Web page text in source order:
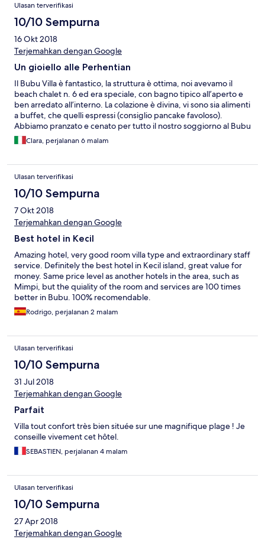
Ulasan terverifikasi
10/10 Sempurna
16 Okt 2018
Terjemahkan dengan Google
Un gioiello alle Perhentian
Il Bubu Villa è fantastico, la struttura è ottima, noi avevamo il
beach chalet n. 6 ed era speciale, con bagno tipico all’aperto e
ben arredato all’interno. La colazione è divina, vi sono sia alimenti
a buffet, che quelli espressi (consiglio pancake favoloso).
Abbiamo pranzato e cenato per tutto il nostro soggiorno al Bubu
Villa e devo dire che la cucina è ottima, abbiamo provato sia
quella italiana, che malesiana, che alla griglia... tutto buonissimo.
chicca, ve ne renderete conto quando ci andrete, sono gli unici
su quella spiaggia ad averli, inoltre forniscono anche
asciugamani cambiabili ogni giorno. Tutto lo staff è stato molto
cortese e carino con noi, ma mi preme ricordare che la gestione
italiana dei manager è strepitosa: Matilde e Ranieri sono persone
squisite che cercano in ogni modo di farti sentire bene. Ah
17. Insomma vale tutti i soldi spesi, è vero sarà un pizzico più caro
delle altre strutture sull’isola, ma non c’è paragone.
Consigliatissimo.
Clara, perjalanan 6 malam
Ulasan terverifikasi
10/10 Sempurna
7 Okt 2018
Terjemahkan dengan Google
Best hotel in Kecil
Amazing hotel, very good room villa type and extraordinary staff
service. Definitely the best hotel in Kecil island, great value for
money. Same price level as another hotels in the area, such as
Mimpi, but the quiality of the room and services are 100 times
better in Bubu. 100% recomendable.
Rodrigo, perjalanan 2 malam
Ulasan terverifikasi
10/10 Sempurna
31 Jul 2018
Terjemahkan dengan Google
Parfait
Villa tout confort très bien située sur une magnifique plage ! Je
conseille vivement cet hôtel.
SEBASTIEN, perjalanan 4 malam
Ulasan terverifikasi
10/10 Sempurna
27 Apr 2018
Terjemahkan dengan Google